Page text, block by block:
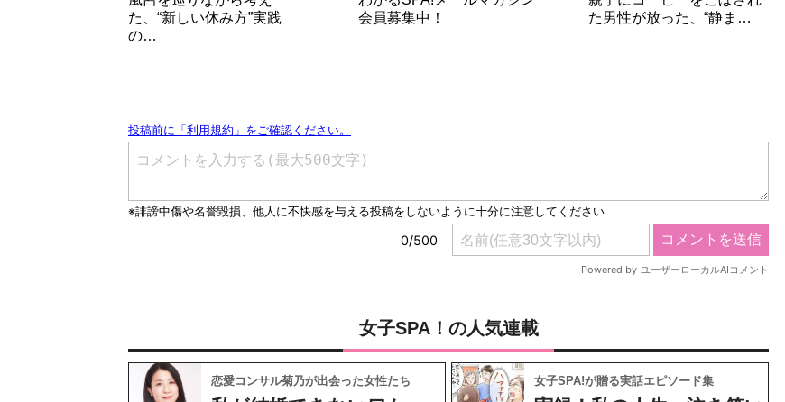
た、“新しい休み方”実践
の…
会員募集中！
た男性が放った、“静ま…
女子SPA！の人気連載
恋愛コンサル菊乃が出会った女性たち 女子SPA!が贈る実話エピソード集